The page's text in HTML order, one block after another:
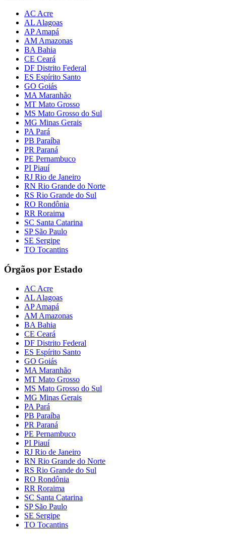
AC Acre
AL Alagoas
AP Amapá
AM Amazonas
BA Bahia
CE Ceará
DF Distrito Federal
ES Espírito Santo
GO Goiás
MA Maranhão
MT Mato Grosso
MS Mato Grosso do Sul
MG Minas Gerais
PA Pará
PB Paraíba
PR Paraná
PE Pernambuco
PI Piauí
RJ Rio de Janeiro
RN Rio Grande do Norte
RS Rio Grande do Sul
RO Rondônia
RR Roraima
SC Santa Catarina
SP São Paulo
SE Sergipe
TO Tocantins
Órgãos por Estado
AC Acre
AL Alagoas
AP Amapá
AM Amazonas
BA Bahia
CE Ceará
DF Distrito Federal
ES Espírito Santo
GO Goiás
MA Maranhão
MT Mato Grosso
MS Mato Grosso do Sul
MG Minas Gerais
PA Pará
PB Paraíba
PR Paraná
PE Pernambuco
PI Piauí
RJ Rio de Janeiro
RN Rio Grande do Norte
RS Rio Grande do Sul
RO Rondônia
RR Roraima
SC Santa Catarina
SP São Paulo
SE Sergipe
TO Tocantins